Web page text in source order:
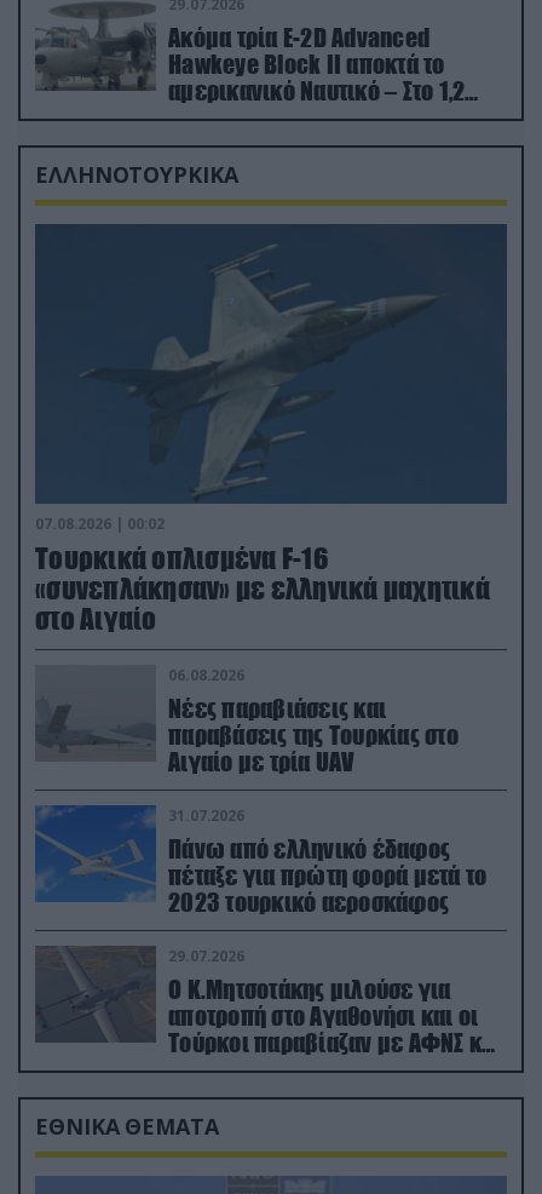
29.07.2026
Ακόμα τρία E-2D Advanced
Hawkeye Block II αποκτά το
αμερικανικό Ναυτικό – Στο 1,2
δισ.δολάρια το κόστος
ΕΛΛΗΝΟΤΟΥΡΚΙΚΑ
07.08.2026 | 00:02
Τουρκικά οπλισμένα F-16
«συνεπλάκησαν» με ελληνικά μαχητικά
στο Αιγαίο
06.08.2026
Νέες παραβιάσεις και
παραβάσεις της Τουρκίας στο
Αιγαίο με τρία UAV
31.07.2026
Πάνω από ελληνικό έδαφος
πέταξε για πρώτη φορά μετά το
2023 τουρκικό αεροσκάφος
29.07.2026
Ο Κ.Μητσοτάκης μιλούσε για
αποτροπή στο Αγαθονήσι και οι
Τούρκοι παραβίαζαν με ΑΦΝΣ και
drone
ΕΘΝΙΚΑ ΘΕΜΑΤΑ